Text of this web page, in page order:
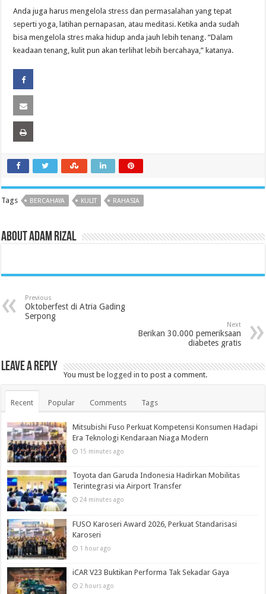
Anda juga harus mengelola stress dan permasalahan yang tepat
seperti yoga, latihan pernapasan, atau meditasi. Ketika anda sudah
bisa mengelola stres maka hidup anda jauh lebih tenang. “Dalam
keadaan tenang, kulit pun akan terlihat lebih bercahaya,” katanya.
Tags BERCAHAYA KULIT RAHASIA
About Adam Rizal
Previous
Oktoberfest di Atria Gading
Serpong
Next
Berikan 30.000 pemeriksaan
diabetes gratis
Leave a Reply
You must be logged in to post a comment.
Recent Popular Comments Tags
Mitsubishi Fuso Perkuat Kompetensi Konsumen Hadapi
Era Teknologi Kendaraan Niaga Modern
15 minutes ago
Toyota dan Garuda Indonesia Hadirkan Mobilitas
Terintegrasi via Airport Transfer
24 minutes ago
FUSO Karoseri Award 2026, Perkuat Standarisasi
Karoseri
1 hour ago
iCAR V23 Buktikan Performa Tak Sekadar Gaya
2 hours ago